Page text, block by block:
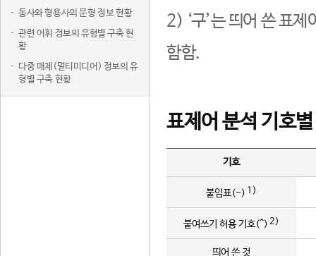
동사와 형용사의 문형 정보 현황
관련 어휘 정보의 유형별 구축 현
황
다중 매체(멀티미디어) 정보의 유
형별 구축 현황
2) ‘구’는 띄어 쓴 표
함함.
표제어 분석 기호
기호
붙임표(-) 1)
붙여쓰기 허용 기호(^) 2)
띄어 쓴 것